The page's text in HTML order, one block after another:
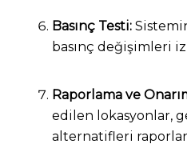
Basınç Testi:
basınç değişimleri
Raporlama ve
edilen lokasyonlar,
alternatifleri